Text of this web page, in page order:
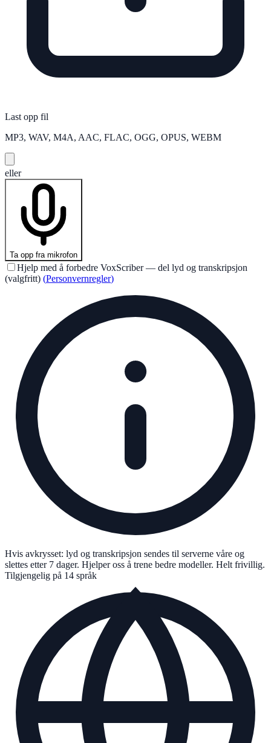
Last opp fil
MP3, WAV, M4A, AAC, FLAC, OGG, OPUS, WEBM
eller
Ta opp fra mikrofon
Hjelp med å forbedre VoxScriber — del lyd og transkripsjon
(valgfritt) (Personvernregler)
Hvis avkrysset: lyd og transkripsjon sendes til serverne våre og
slettes etter 7 dager. Hjelper oss å trene bedre modeller. Helt frivillig.
Tilgjengelig på 14 språk